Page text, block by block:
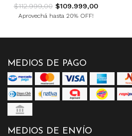
$112.999,00$109.999,00
Aprovechá hasta 20% OFF!
MEDIOS DE PAGO
MEDIOS DE ENVÍO